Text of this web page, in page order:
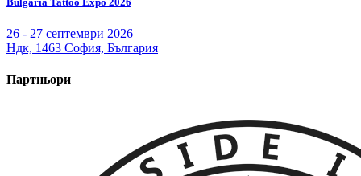
26 - 27 септември 2026
Ндк, 1463 София, България
Партньори